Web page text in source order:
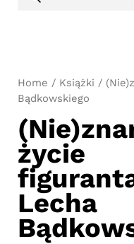
Home / Książki /
Bądkowskiego
życie
Lecha